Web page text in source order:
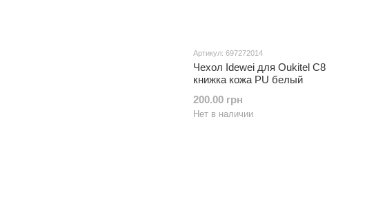
Артикул: 697272014
Чехол Idewei для Oukitel C8
книжка кожа PU белый
200.00 грн
Нет в наличии